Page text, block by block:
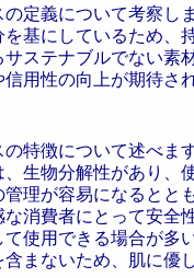
定義について考察
基にしているため、
ステナブルでない素
用性の向上が期待さ
特徴について述べま
生物分解性があり、
理が容易になると
消費者にとって安
使用できる場合が
まないため、肌に優